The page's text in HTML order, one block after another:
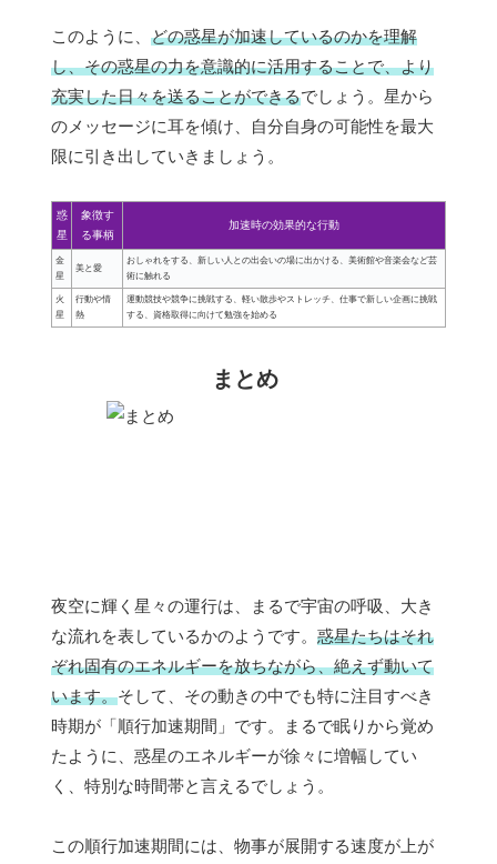
このように、 どの惑星が加速しているのかを理解
し、その惑星の力を意識的に活用することで、より
充実した日々を送ることができるでしょう。星から
のメッセージに耳を傾け、自分自身の可能性を最大
限に引き出していきましょう。
惑
星
象徴す
る事柄
加速時の効果的な行動
金
星
美と愛
おしゃれをする、新しい人との出会いの場に出かける、美術館や音楽会など芸
術に触れる
火
星
行動や情
熱
運動競技や競争に挑戦する、軽い散歩やストレッチ、仕事で新しい企画に挑戦
する、資格取得に向けて勉強を始める
まとめ
夜空に輝く星々の運行は、まるで宇宙の呼吸、大き
な流れを表しているかのようです。 惑星たちはそれ
ぞれ固有のエネルギーを放ちながら、絶えず動いて
います。そして、その動きの中でも特に注目すべき
時期が「順行加速期間」です。まるで眠りから覚め
たように、惑星のエネルギーが徐々に増幅してい
く、特別な時間帯と言えるでしょう。
この順行加速期間には、物事が展開する速度が上が